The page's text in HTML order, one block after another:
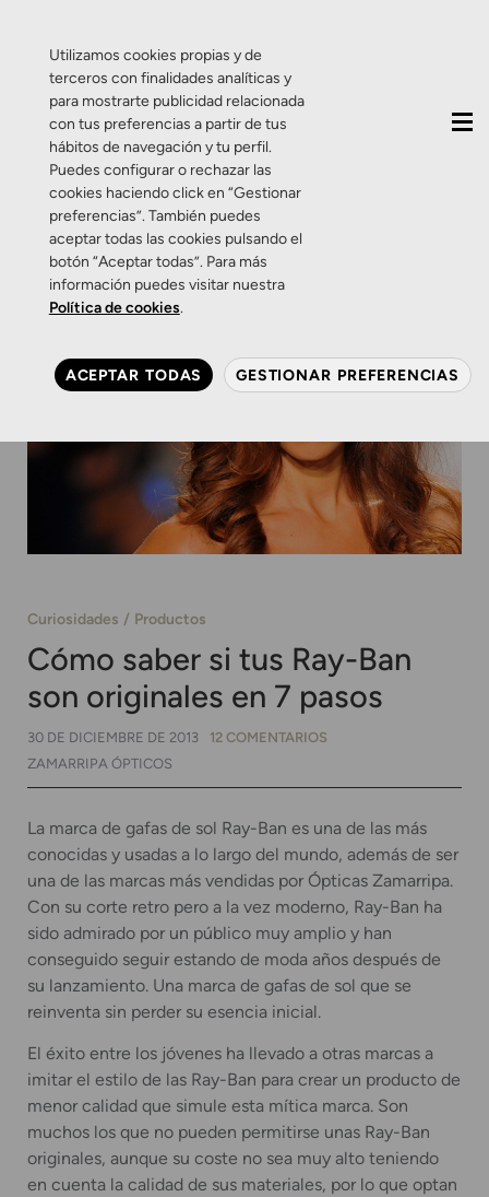
Curiosidades Productos
Cómo saber si tus Ray-Ban
son originales en 7 pasos
30 DE DICIEMBRE DE 2013
12 COMENTARIOS
ZAMARRIPA ÓPTICOS
La marca de gafas de sol Ray-Ban es una de las más
conocidas y usadas a lo largo del mundo, además de ser
una de las marcas más vendidas por Ópticas Zamarripa.
Con su corte retro pero a la vez moderno, Ray-Ban ha
sido admirado por un público muy amplio y han
conseguido seguir estando de moda años después de
su lanzamiento. Una marca de gafas de sol que se
reinventa sin perder su esencia inicial.
El éxito entre los jóvenes ha llevado a otras marcas a
imitar el estilo de las Ray-Ban para crear un producto de
menor calidad que simule esta mítica marca. Son
muchos los que no pueden permitirse unas Ray-Ban
originales, aunque su coste no sea muy alto teniendo
en cuenta la calidad de sus materiales, por lo que optan
Utilizamos cookies propias y de
terceros con finalidades analíticas y
para mostrarte publicidad relacionada
con tus preferencias a partir de tus
hábitos de navegación y tu perfil.
Puedes configurar o rechazar las
cookies haciendo click en “Gestionar
preferencias”. También puedes
aceptar todas las cookies pulsando el
botón “Aceptar todas”. Para más
información puedes visitar nuestra
Política de cookies.
ACEPTAR TODAS GESTIONAR PREFERENCIAS